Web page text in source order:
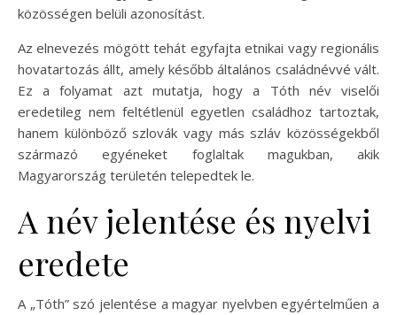
közösségen belüli azonosítást.
Az elnevezés mögött tehát egyfajta etnikai vagy regionális
hovatartozás állt, amely később általános családnévvé vált.
Ez a folyamat azt mutatja, hogy a Tóth név viselői
eredetileg nem feltétlenül egyetlen családhoz tartoztak,
hanem különböző szlovák vagy más szláv közösségekből
származó egyéneket foglaltak magukban, akik
Magyarország területén telepedtek le.
A név jelentése és nyelvi
eredete
A „Tóth” szó jelentése a magyar nyelvben egyértelműen a